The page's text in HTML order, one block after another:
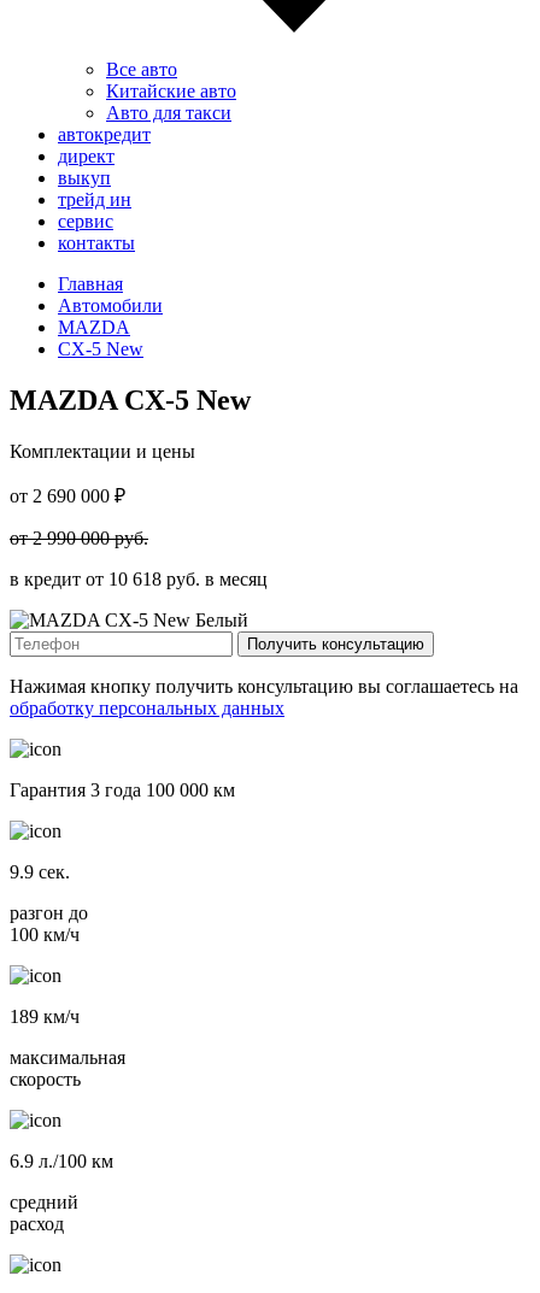
Все авто
Китайские авто
Авто для такси
автокредит
директ
выкуп
трейд ин
сервис
контакты
Главная
Автомобили
MAZDA
CX-5 New
MAZDA CX-5 New
Комплектации и цены
от 2 690 000 ₽
от2 990 000руб.
в кредит от 10 618 руб. в месяц
Получить консультацию
Нажимая кнопку получить консультацию вы соглашаетесь на
обработку персональных данных
Гарантия 3 года 100 000 км
9.9 сек.
разгон до
100 км/ч
189 км/ч
максимальная
скорость
6.9 л./100 км
средний
расход